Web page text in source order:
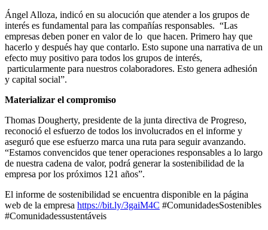
Ángel Alloza, indicó en su alocución que atender a los grupos de
interés es fundamental para las compañías responsables. “Las
empresas deben poner en valor de lo que hacen. Primero hay que
hacerlo y después hay que contarlo. Esto supone una narrativa de un
efecto muy positivo para todos los grupos de interés,
particularmente para nuestros colaboradores. Esto genera adhesión
y capital social”.
Materializar el compromiso
Thomas Dougherty, presidente de la junta directiva de Progreso,
reconoció el esfuerzo de todos los involucrados en el informe y
aseguró que ese esfuerzo marca una ruta para seguir avanzando.
“Estamos convencidos que tener operaciones responsables a lo largo
de nuestra cadena de valor, podrá generar la sostenibilidad de la
empresa por los próximos 121 años”.
El informe de sostenibilidad se encuentra disponible en la página
web de la empresa https://bit.ly/3gaiM4C #ComunidadesSostenibles
#Comunidadessustentáveis